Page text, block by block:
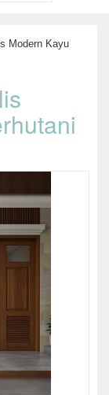
Modern Kayu